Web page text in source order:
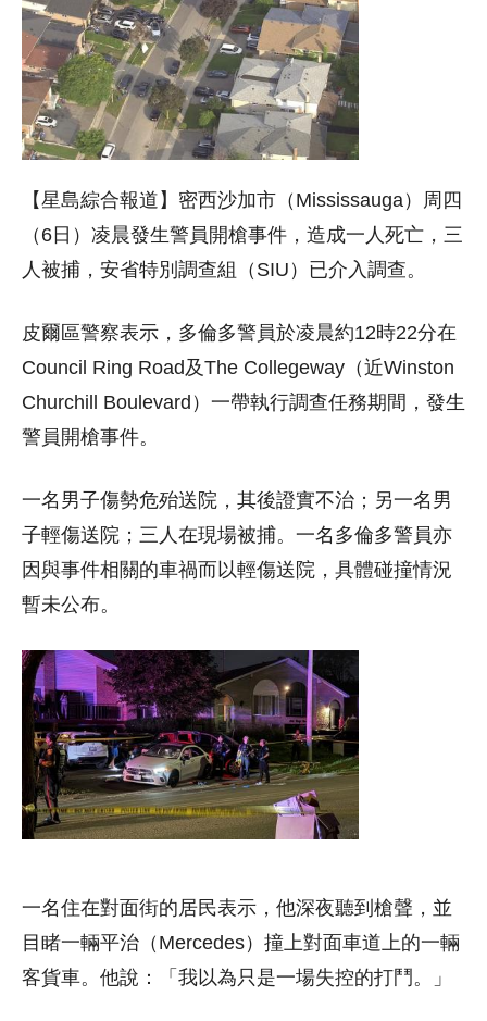
【星島綜合報道】密西沙加市（Mississauga）周四
（6日）凌晨發生警員開槍事件，造成一人死亡，三
人被捕，安省特別調查組（SIU）已介入調查。
皮爾區警察表示，多倫多警員於凌晨約12時22分在
Council Ring Road及The Collegeway（近Winston
Churchill Boulevard）一帶執行調查任務期間，發生
警員開槍事件。
一名男子傷勢危殆送院，其後證實不治；另一名男
子輕傷送院；三人在現場被捕。一名多倫多警員亦
因與事件相關的車禍而以輕傷送院，具體碰撞情況
暫未公布。
一名住在對面街的居民表示，他深夜聽到槍聲，並
目睹一輛平治（Mercedes）撞上對面車道上的一輛
客貨車。他說：「我以為只是一場失控的打鬥。」